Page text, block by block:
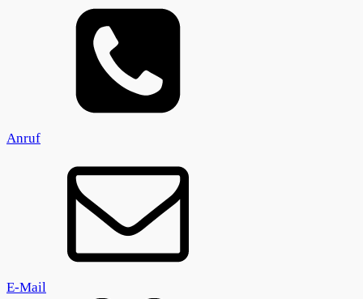
Anruf
E-Mail